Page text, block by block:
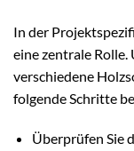
In der
eine zentrale Rolle.
verschiedene
folgende Schritte
Überprüfen Sie